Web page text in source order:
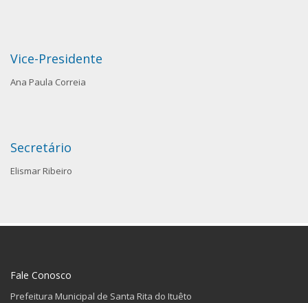
Vice-Presidente
Ana Paula Correia
Secretário
Elismar Ribeiro
Fale Conosco
Prefeitura Municipal de Santa Rita do Ituêto